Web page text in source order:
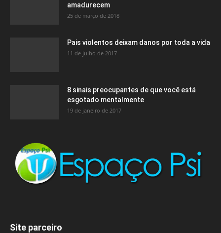
amadurecem
25 de março de 2018
Pais violentos deixam danos por toda a vida
11 de julho de 2017
8 sinais preocupantes de que você está
esgotado mentalmente
19 de janeiro de 2017
Site parceiro